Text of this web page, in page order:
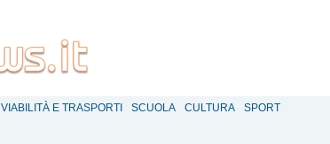
VIABILITÀ E TRASPORTI SCUOLA CULTURA
SPORT